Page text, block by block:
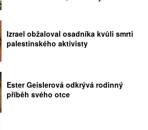
Izrael obžaloval osadníka kvůli smrti
palestinského aktivisty
Ester Geislerová odkrývá rodinný
příběh svého otce